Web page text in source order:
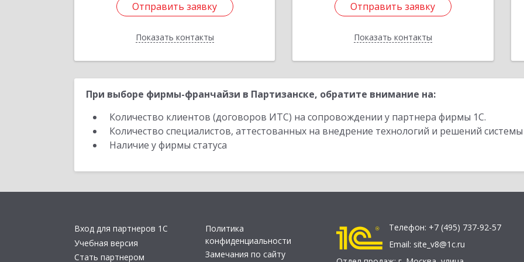
Отправить заявку
Показать контакты
Отправить заявку
Назад
Отправить заявку
Показать контакты
Отправить заявку
Назад
При выборе фирмы-франчайзи в Партизанске, обратите внимание на:
Количество клиентов (договоров ИТС) на сопровождении у партнера фирмы 1С.
Количество специалистов, аттестованных на внедрение технологий и решений
Наличие у фирмы статуса
Вход для партнеров 1С
Учебная версия
Стать партнером
Политика
конфиденциальности
Замечания по сайту
Телефон: +7 (495) 737-92-57
Email: site_v8@1c.ru